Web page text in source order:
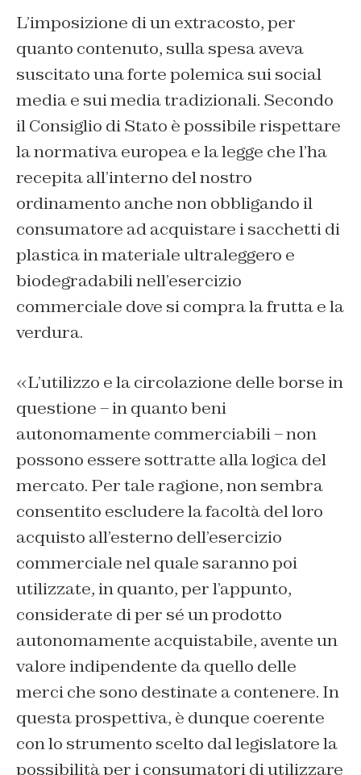
L’imposizione di un extracosto, per
quanto contenuto, sulla spesa aveva
suscitato una forte polemica sui social
media e sui media tradizionali. Secondo
il Consiglio di Stato è possibile rispettare
la normativa europea e la legge che l’ha
recepita all’interno del nostro
ordinamento anche non obbligando il
consumatore ad acquistare i sacchetti di
plastica in materiale ultraleggero e
biodegradabili nell’esercizio
commerciale dove si compra la frutta e la
verdura.
«L’utilizzo e la circolazione delle borse in
questione – in quanto beni
autonomamente commerciabili – non
possono essere sottratte alla logica del
mercato. Per tale ragione, non sembra
consentito escludere la facoltà del loro
acquisto all’esterno dell’esercizio
commerciale nel quale saranno poi
utilizzate, in quanto, per l’appunto,
considerate di per sé un prodotto
autonomamente acquistabile, avente un
valore indipendente da quello delle
merci che sono destinate a contenere. In
questa prospettiva, è dunque coerente
con lo strumento scelto dal legislatore la
possibilità per i consumatori di utilizzare